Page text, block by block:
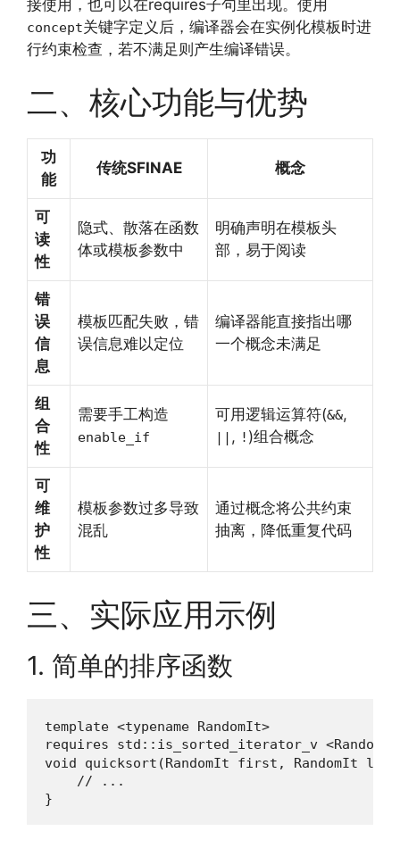
接使用，也可以在requires子句里出现。使用
concept关键字定义后，编译器会在实例化模板时进
行约束检查，若不满足则产生编译错误。
二、核心功能与优势
功
能
传统SFINAE 概念
可
读
性
隐式、散落在函数
体或模板参数中
明确声明在模板头
部，易于阅读
错
误
信
息
模板匹配失败，错
误信息难以定位
编译器能直接指出哪
一个概念未满足
组
合
性
需要手工构造
enable_if
可用逻辑运算符(&&,
|| , ! )组合概念
可
维
护
性
模板参数过多导致
混乱
通过概念将公共约束
抽离，降低重复代码
三、实际应用示例
1. 简单的排序函数
template <typename RandomIt>
requires std::is_sorted_iterator_v
void quicksort(RandomIt first, RandomIt
    // ...
}